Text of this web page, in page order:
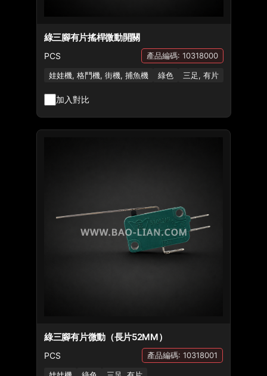
綠三腳有片搖桿微動開關
PCS 產品編碼: 10318000
娃娃機, 格鬥機, 街機, 捕魚機 綠色 三足, 有片
加入對比
綠三腳有片微動（長片52MM）
PCS 產品編碼: 10318001